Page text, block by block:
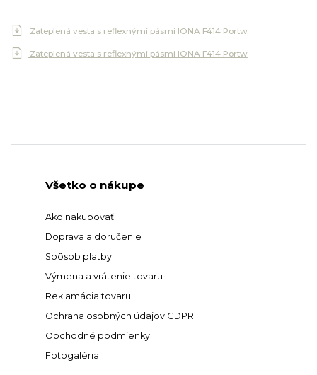
Zateplená vesta s reflexnými pásmi IONA F414 Portw
Zateplená vesta s reflexnými pásmi IONA F414 Portw
Všetko o nákupe
Ako nakupovať
Doprava a doručenie
Spôsob platby
Výmena a vrátenie tovaru
Reklamácia tovaru
Ochrana osobných údajov GDPR
Obchodné podmienky
Fotogaléria